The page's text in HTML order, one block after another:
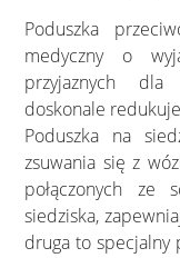
Poduszka
medyczny o
przyjaznych dla
doskonale
Poduszka na
zsuwania się z
połączonych ze
siedziska,
druga to specjalny